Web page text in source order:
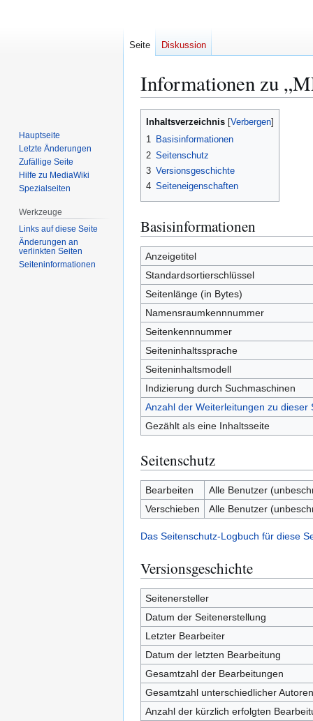
Informationen zu
Zur
Zur
Inhaltsverzeichnis
1 Basisinformationen
2 Seitenschutz
3 Versionsgeschichte
4 Seiteneigenschaften
Basisinformationen
Anzeigetitel
Standardsortierschlüssel
Seitenlänge (in Bytes)
Namensraumkennnummer
Seitenkennnummer
Seiteninhaltssprache
Seiteninhaltsmodell
Indizierung durch Suchmaschinen
Anzahl der Weiterleitungen zu dieser
Gezählt als eine Inhaltsseite
Seitenschutz
Bearbeiten
Alle Benutzer
Verschieben
Alle Benutzer
Das Seitenschutz-Logbuch für diese
Versionsgeschichte
Seitenersteller
Datum der Seitenerstellung
Letzter Bearbeiter
Datum der letzten Bearbeitung
Gesamtzahl der Bearbeitungen
Gesamtzahl unterschiedlicher Autoren
Anzahl der kürzlich erfolgten
Seite Diskussion
Hauptseite
Letzte Änderungen
Zufällige Seite
Hilfe zu MediaWiki
Spezialseiten
Werkzeuge
Links auf diese Seite
Änderungen an
verlinkten Seiten
Seiten­­informationen